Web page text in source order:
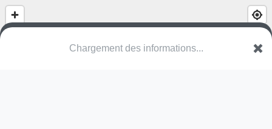
Chargement des informations...